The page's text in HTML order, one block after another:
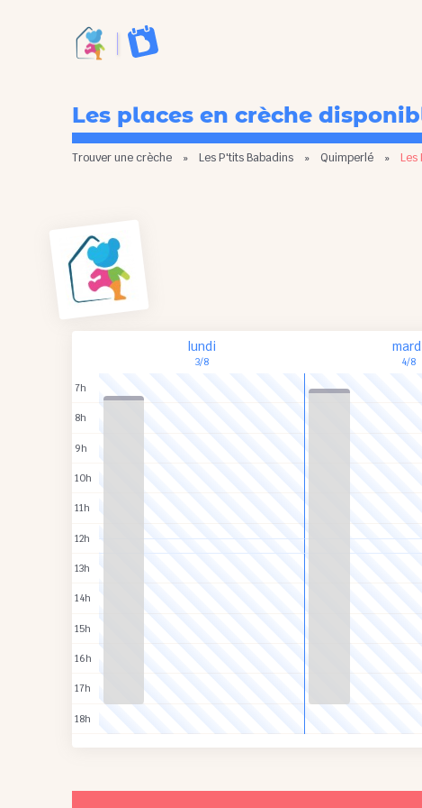
Les places en crèche
Trouver une crèche » Les P'tits Babadins » Quimperlé » Les
lundi
3/8 4/8
7h
8h
9h
10h
11h
12h
13h
14h
15h
16h
17h
18h